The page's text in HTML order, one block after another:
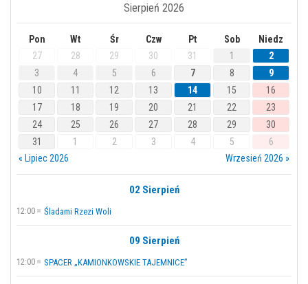
Sierpień 2026
Pon Wt Śr Czw Pt Sob
Niedz
27
28 29 30 31 1
2
3
4 5 6 7 8
9
10
11 12 13 14 15
16
17
18 19 20 21 22
23
24
25 26 27 28 29
30
31
1 2 3 4 5
6
« Lipiec 2026
Wrzesień 2026 »
02 Sierpień
12:00 Śladami Rzezi Woli
09 Sierpień
12:00 SPACER „KAMIONKOWSKIE TAJEMNICE”